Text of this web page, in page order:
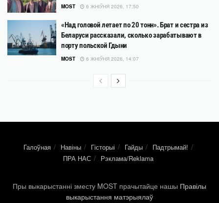
MOST 6 ЖНІЎНЯ 2026, 17:50
«Над головой летает по 20 тонн». Брат и сестра из
Беларуси рассказали, сколько зарабатывают в
порту польской Гдыни
MOST 6 ЖНІЎНЯ 2026, 14:07
Галоўная Навіны Гісторыі Гайды
Падтрымай!
ПРА НАС
Рэклама/Reklama
Пры выкарыстанні зместу MOST прачытайце нашы Правілы
выкарыстання матэрыялаў